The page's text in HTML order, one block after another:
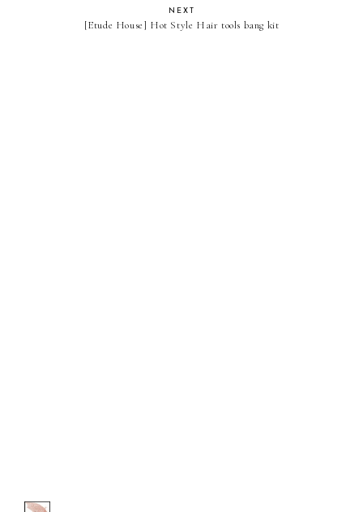
NEXT
[Etude House] Hot Style Hair tools bang kit